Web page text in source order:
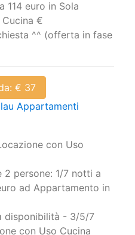
^^ (offerta in fase
€ 37
Appartamenti
con Uso
persone: 1/7 notti a
ad Appartamento in
disponibilità - 3/5/7
con Uso Cucina